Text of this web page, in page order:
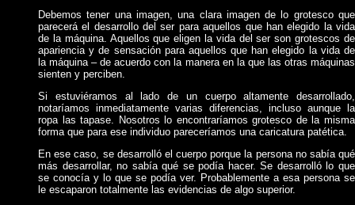
Debemos tener una imagen, una clara imagen de lo grotesco que
parecerá el desarrollo del ser para aquellos que han elegido la vida
de la máquina. Aquellos que eligen la vida del ser son grotescos de
apariencia y de sensación para aquellos que han elegido la vida de
la máquina – de acuerdo con la manera en la que las otras máquinas
sienten y perciben.
Si estuviéramos al lado de un cuerpo altamente desarrollado,
notaríamos inmediatamente varias diferencias, incluso aunque la
ropa las tapase. Nosotros lo encontraríamos grotesco de la misma
forma que para ese individuo pareceríamos una caricatura patética.
En ese caso, se desarrolló el cuerpo porque la persona no sabía qué
más desarrollar, no sabía qué se podía hacer. Se desarrolló lo que
se conocía y lo que se podía ver. Probablemente a esa persona se
le escaparon totalmente las evidencias de algo superior.